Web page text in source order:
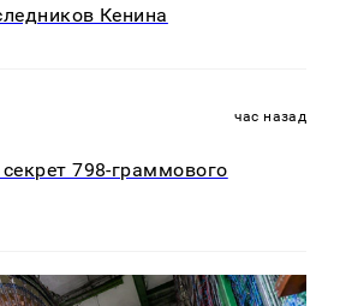
Кенина
час назад
798-граммового